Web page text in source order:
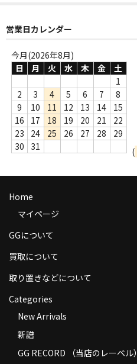
レア盤（1万円以上）
Webのみ no.1
Webのみ no.2
Webのみ no.3
Webのみ no.4
売り切れ
Help
送料
お支払い方法
返品
コンディション
特定商取引法に基づく表示
営業日カレンダー
今月(2026年8月)
日
月 火 水 木 金
土
1
2
3 4 5 6 7
8
9
10 11 12 13 14
15
16
17 18 19 20 21
22
23
24 25 26 27 28
29
30
31
(
Home
マイページ
GGについて
買取について
取り置きなどについて
Categories
New Arrivals
新譜
GG RECORD （当店のレーベル）